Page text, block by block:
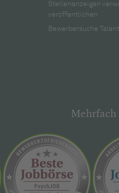
Stellenanzeigen
veröffentlichen
Bewerbersuche
Mehrfach